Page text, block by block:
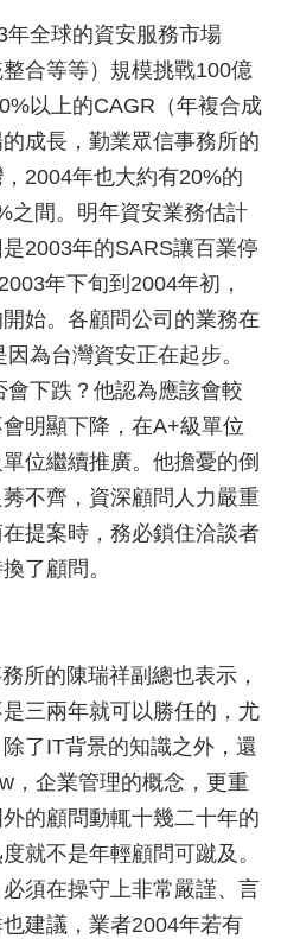
全球的資安服務市場
合等等）規模挑戰100億
以上的CAGR（年複合成
成長，勤業眾信事務所的
2004年也大約有20%的
之間。明年資安業務估計
2003年的SARS讓百業停
年下旬到2004年初，
始。各顧問公司的業務在
為台灣資安正在起步。
下跌？他認為應該會較
明顯下降，在A+級單位
位繼續推廣。他擔憂的倒
不齊，資深顧問人力嚴重
提案時，務必鎖住洽談者
了顧問。
所的陳瑞祥副總也表示，
三兩年就可以勝任的，尤
了IT背景的知識之外，還
，企業管理的概念，更重
的顧問動輒十幾二十年的
就不是年輕顧問可蹴及。
須在操守上非常嚴謹、言
建議，業者2004年若有